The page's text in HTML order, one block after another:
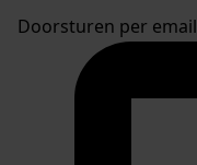
Doorsturen per email